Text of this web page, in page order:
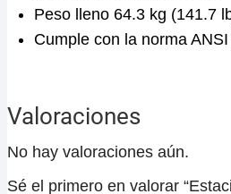
Peso lleno 64.3 kg (141.7
Cumple con la norma
Valoraciones
No hay valoraciones aún.
Sé el primero en valorar